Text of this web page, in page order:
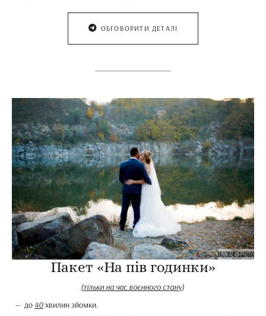
ОБГОВОРИТИ ДЕТАЛІ
Пакет «На пів годинки»
(тільки на час воєнного стану)
— до40хвилин зйомки.